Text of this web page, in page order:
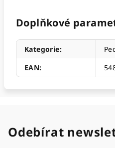
Doplňkové
Kategorie:
EAN:
Odebírat